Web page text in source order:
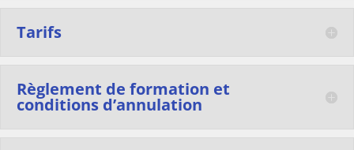
Tarifs
Règlement de formation et
conditions d’annulation